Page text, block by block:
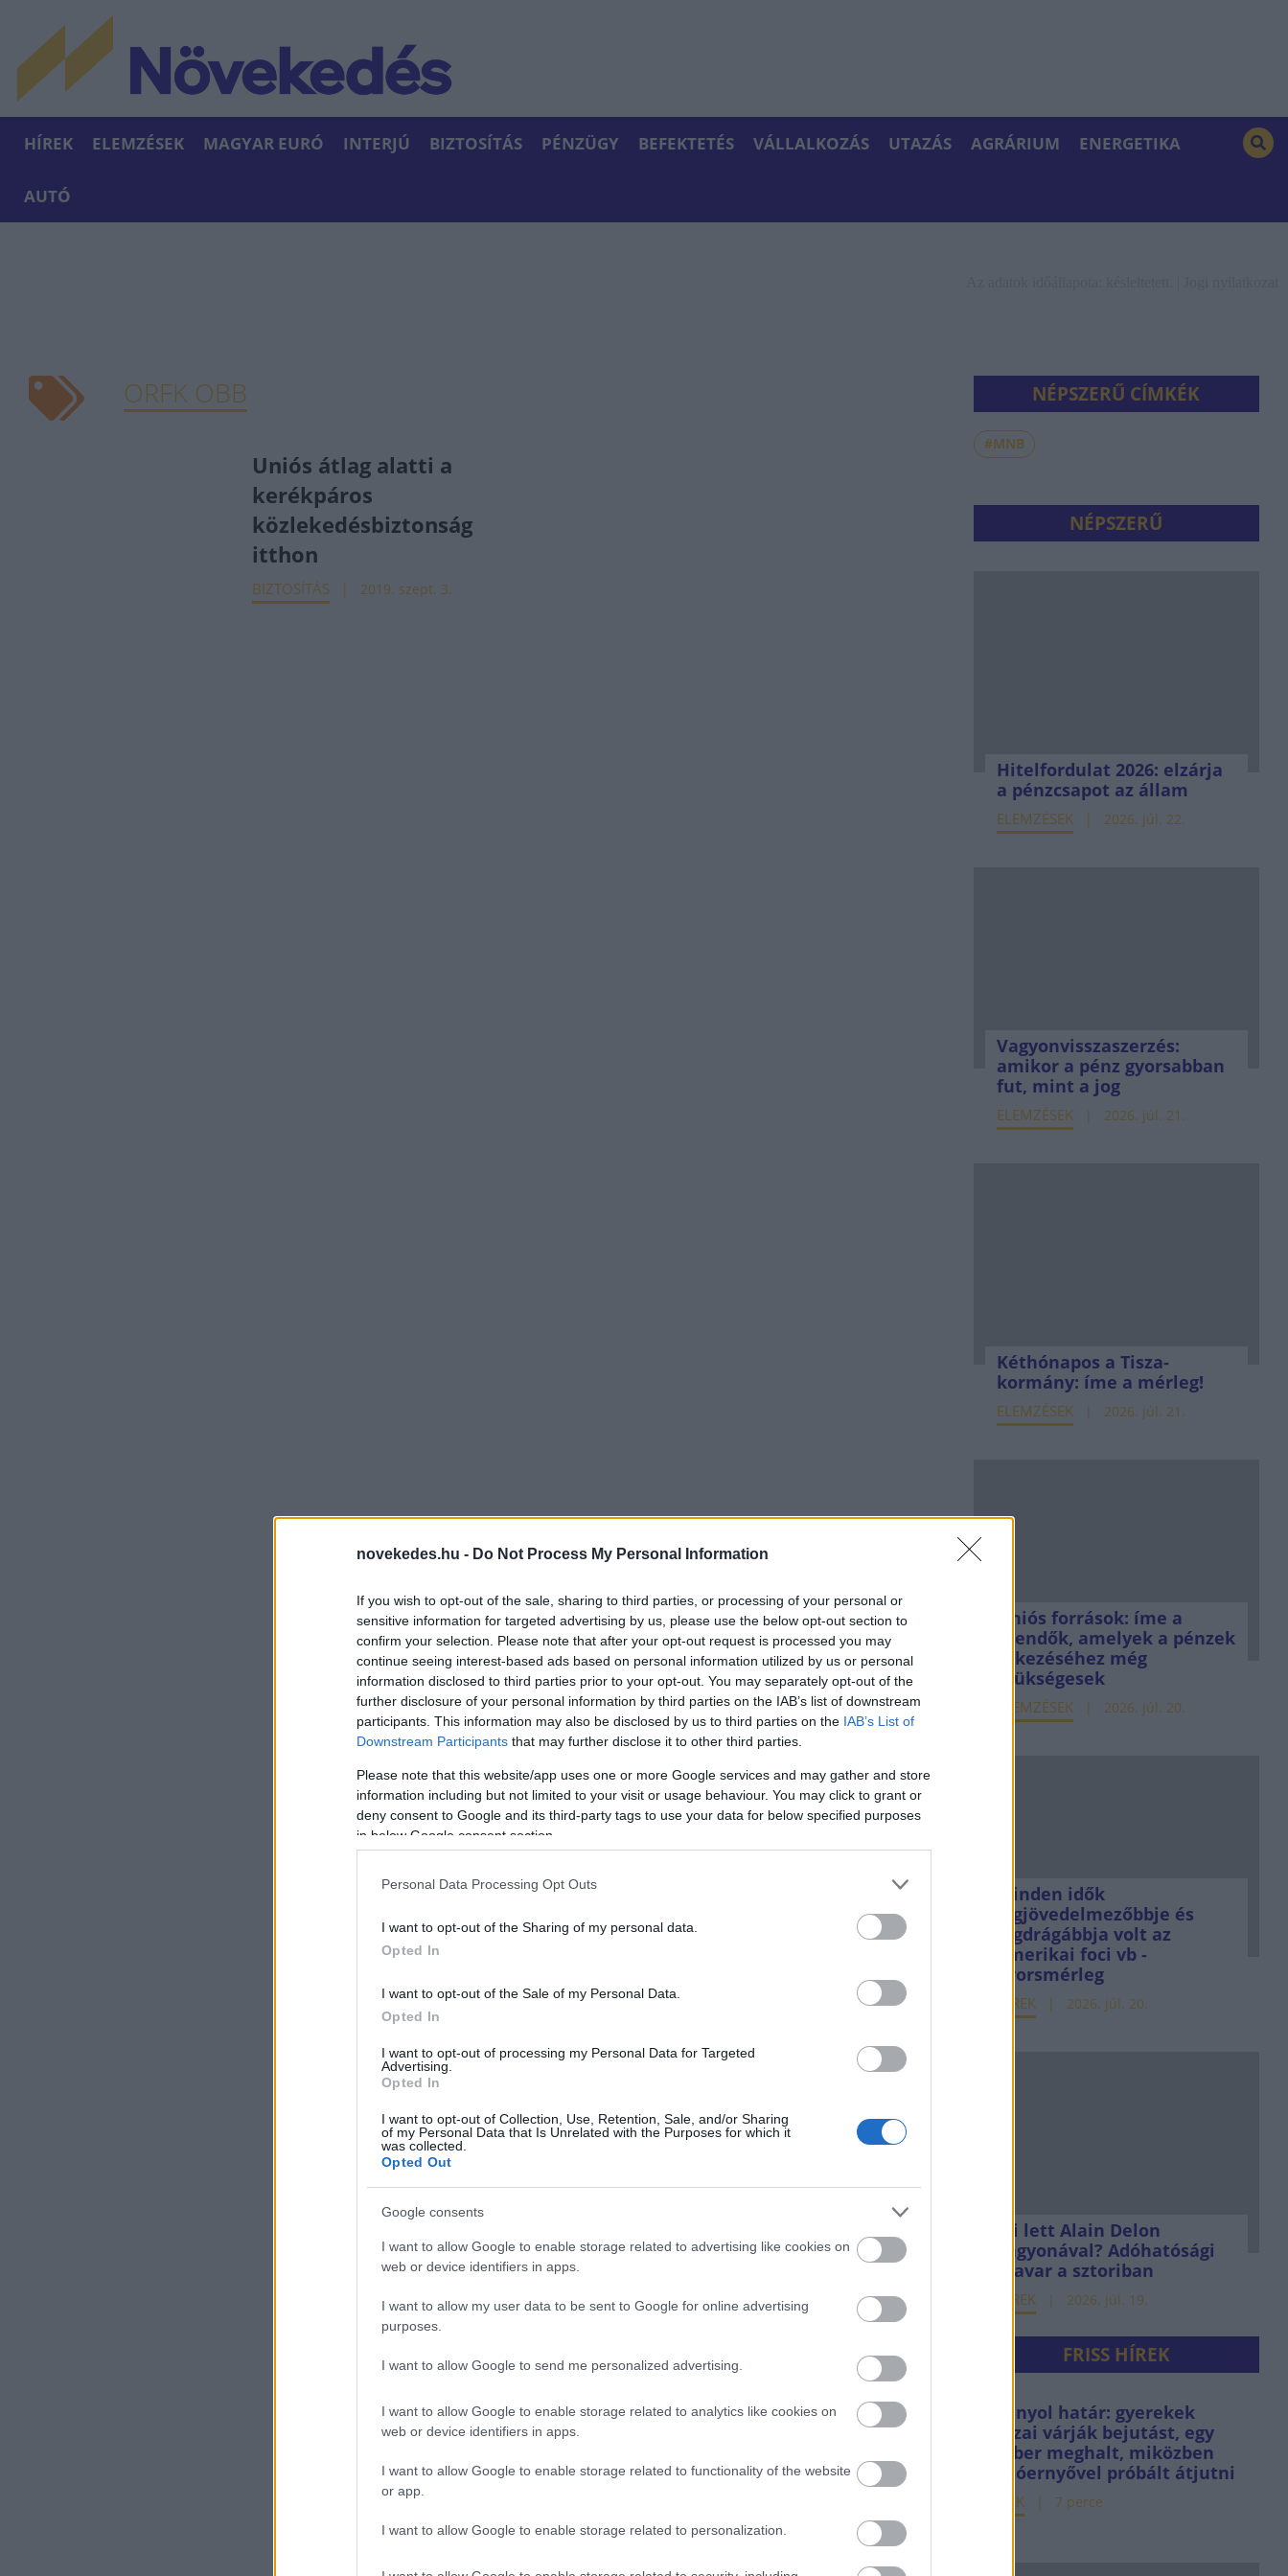
novekedes.hu - Do Not Process My Personal Information
If you wish to opt-out of the sale, sharing to third parties, or processing of your personal or
sensitive information for targeted advertising by us, please use the below opt-out section to
confirm your selection. Please note that after your opt-out request is processed you may
continue seeing interest-based ads based on personal information utilized by us or personal
information disclosed to third parties prior to your opt-out. You may separately opt-out of the
further disclosure of your personal information by third parties on the IAB’s list of downstream
participants. This information may also be disclosed by us to third parties on the IAB’s List of
Downstream Participants that may further disclose it to other third parties.
Please note that this website/app uses one or more Google services and may gather and store
information including but not limited to your visit or usage behaviour. You may click to grant or
deny consent to Google and its third-party tags to use your data for below specified purposes
in below Google consent section.
Personal Data Processing Opt Outs
I want to opt-out of the Sharing of my personal data.
Opted In
I want to opt-out of the Sale of my Personal Data.
Opted In
I want to opt-out of processing my Personal Data for Targeted
Advertising.
Opted In
I want to opt-out of Collection, Use, Retention, Sale, and/or Sharing
of my Personal Data that Is Unrelated with the Purposes for which it
was collected.
Opted Out
Google consents
I want to allow Google to enable storage related to advertising like cookies on
web or device identifiers in apps.
I want to allow my user data to be sent to Google for online advertising
purposes.
I want to allow Google to send me personalized advertising.
I want to allow Google to enable storage related to analytics like cookies on
web or device identifiers in apps.
I want to allow Google to enable storage related to functionality of the website
or app.
I want to allow Google to enable storage related to personalization.
HÍREK ELEMZÉSEK MAGYAR EURÓ INTERJÚ BIZTOSÍTÁS PÉNZÜGY BEFEKTETÉS VÁLLALKOZÁS UTAZÁS AGRÁRIUM ENERGETIKA
AUTÓ
ORFK OBB
Uniós átlag alatti a
kerékpáros
közlekedésbiztonság
itthon
BIZTOSÍTÁS 2019. szept. 3.
NÉPSZERŰ CÍMKÉK
#MNB
NÉPSZERŰ
Hitelfordulat 2026: elzárja
a pénzcsapot az állam
ELEMZÉSEK 2026. júl. 22.
Vagyonvisszaszerzés:
amikor a pénz gyorsabban
fut, mint a jog
ELEMZÉSEK 2026. júl. 21.
Kéthónapos a Tisza-
kormány: íme a mérleg!
ELEMZÉSEK 2026. júl. 21.
Uniós források: íme a
teendők, amelyek a pénzek
érkezéséhez még
szükségesek
ELEMZÉSEK 2026. júl. 20.
Minden idők
legjövedelmezőbbje és
legdrágábbja volt az
amerikai foci vb -
gyorsmérleg
HÍREK 2026. júl. 20.
Mi lett Alain Delon
vagyonával? Adóhatósági
csavar a sztoriban
HÍREK 2026. júl. 19.
FRISS HÍREK
Spanyol határ: gyerekek
százai várják bejutást, egy
ember meghalt, miközben
siklóernyővel próbált átjutni
HÍREK 7 perce